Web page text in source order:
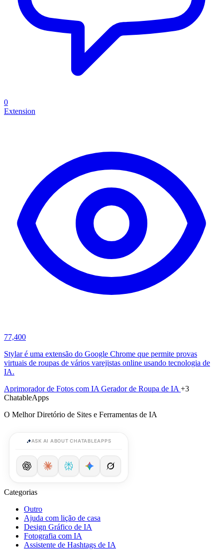
0
Extension
77,400
Stylar é uma extensão do Google Chrome que permite provas
virtuais de roupas de vários varejistas online usando tecnologia de
IA.
Aprimorador de Fotos com IA Gerador de Roupa de IA +3
ChatableApps
O Melhor Diretório de Sites e Ferramentas de IA
ASK AI ABOUT CHATABLEAPPS
Categorias
Outro
Ajuda com lição de casa
Design Gráfico de IA
Fotografia com IA
Assistente de Hashtags de IA